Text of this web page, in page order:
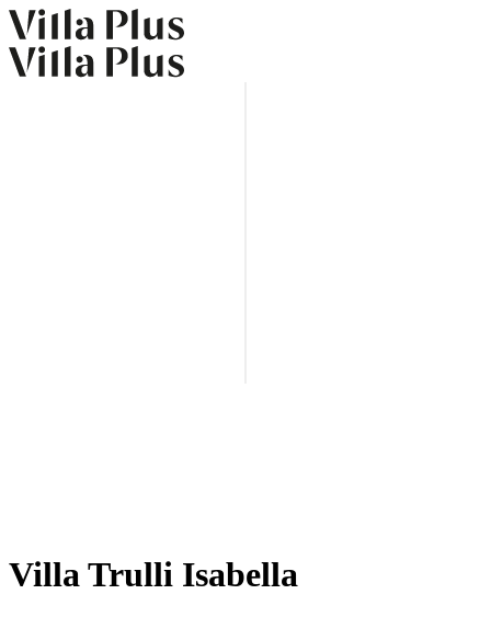
Villa Trulli Isabella